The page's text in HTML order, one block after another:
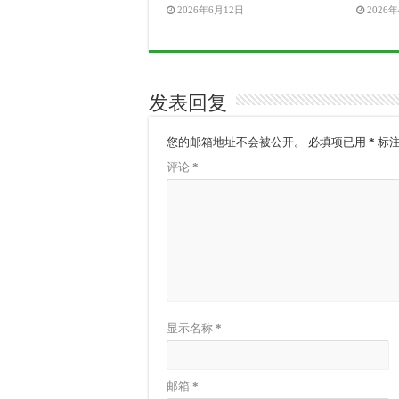
2026年6月12日 2026
发表回复
您的邮箱地址不会被公开。 必填项已用 * 标注
评论 *
显示名称 *
邮箱 *